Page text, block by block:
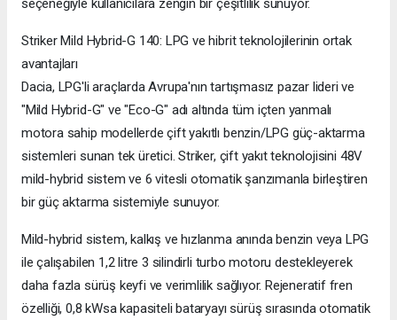
seçeneğiyle kullanıcılara zengin bir çeşitlilik sunuyor.
Striker Mild Hybrid-G 140: LPG ve hibrit teknolojilerinin ortak
avantajları
Dacia, LPG'li araçlarda Avrupa'nın tartışmasız pazar lideri ve
"Mild Hybrid-G" ve "Eco-G" adı altında tüm içten yanmalı
motora sahip modellerde çift yakıtlı benzin/LPG güç-aktarma
sistemleri sunan tek üretici. Striker, çift yakıt teknolojisini 48V
mild-hybrid sistem ve 6 vitesli otomatik şanzımanla birleştiren
bir güç aktarma sistemiyle sunuyor.
Mild-hybrid sistem, kalkış ve hızlanma anında benzin veya LPG
ile çalışabilen 1,2 litre 3 silindirli turbo motoru destekleyerek
daha fazla sürüş keyfi ve verimlilik sağlıyor. Rejeneratif fren
özelliği, 0,8 kWsa kapasiteli bataryayı sürüş sırasında otomatik